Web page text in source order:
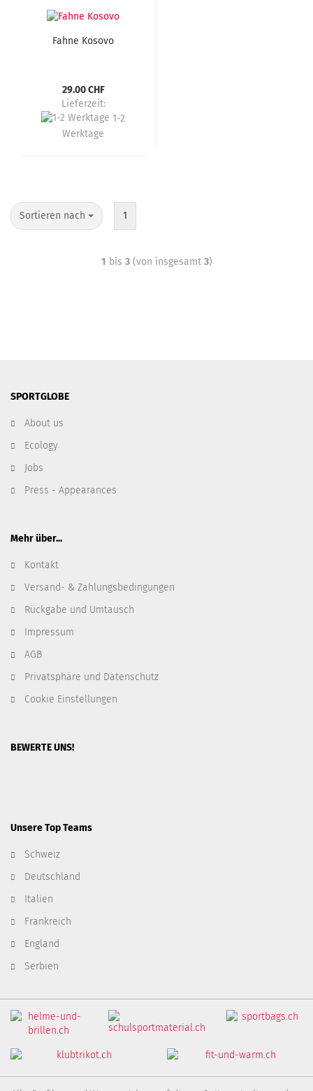
Fahne Kosovo
29.00 CHF
Lieferzeit:
1-2
Werktage
Sortieren nach 1
1 bis 3(von insgesamt 3)
SPORTGLOBE
About us
Ecology
Jobs
Press - Appearances
Mehr über...
Kontakt
Versand- & Zahlungsbedingungen
Rückgabe und Umtausch
Impressum
AGB
Privatsphäre und Datenschutz
Cookie Einstellungen
BEWERTE UNS!
Unsere Top Teams
Schweiz
Deutschland
Italien
Frankreich
England
Serbien